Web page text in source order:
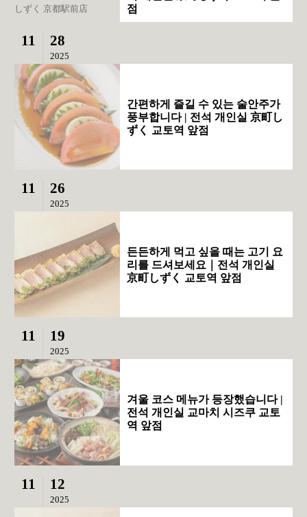
점
11 28
2025
간편하게 즐길 수 있는 술안주가
풍부합니다 | 전석 개인실 京町し
ずく 교토역 앞점
11 26
2025
든든하게 먹고 싶을 때는 고기 요
리를 드셔보세요｜전석 개인실
京町しずく 교토역 앞점
11 19
2025
겨울 코스 메뉴가 등장했습니다 |
전석 개인실 교마치 시즈쿠 교토
역 앞점
11 12
2025